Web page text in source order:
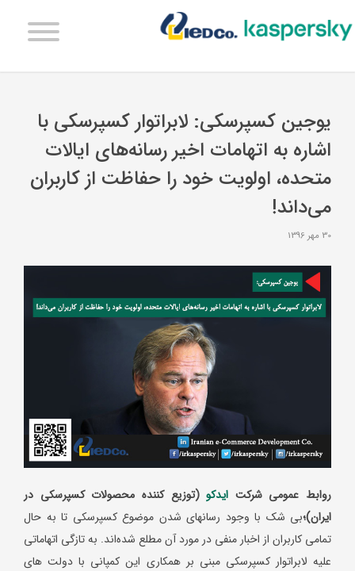
یوجین کسپرسکی: لابراتوار کسپرسکی با
اشاره به اتهامات اخیر رسانه‌های ایالات
متحده، اولویت خود را حفاظت از کاربران
می‌داند!
30 مهر 1396
روابط عمومی شرکت ایدکو(توزیع کننده محصولات کسپرسکی در
ایران)؛بی شک با وجود رسانهای شدن موضوع کسپرسکی تا به حال
تمامی کاربران از اخبار منفی در مورد آن مطلع شده‌اند. به تازگی اتهاماتی
علیه لابراتوار کسپرسکی مبنی بر همکاری این کمپانی با دولت های